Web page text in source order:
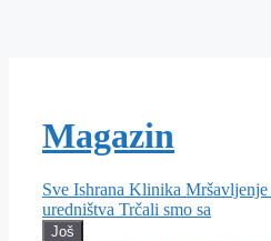
Magazin
Sve Ishrana Klinika Mršavljenje
uredništva Trčali smo sa
Još